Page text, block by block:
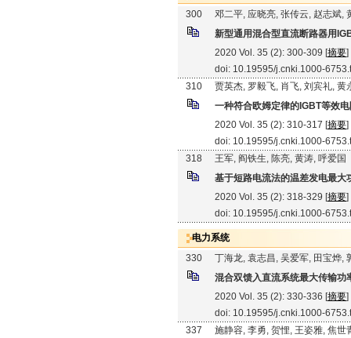
300
邓二平, 应晓亮, 张传云, 赵志斌,
新型通用混合型直流断路器用
2020 Vol. 35 (2): 300-309 [摘要]
doi: 10.19595/j.cnki.1000-
310
贾英杰, 罗毅飞, 肖飞, 刘宾礼, 黄
一种符合欧姆定律的IGBT等效
2020 Vol. 35 (2): 310-317 [摘要]
doi: 10.19595/j.cnki.1000-
318
王军, 阎铁生, 陈亮, 黄涛, 呼爱国
基于短路电流法的温差发电最大
2020 Vol. 35 (2): 318-329 [摘要]
doi: 10.19595/j.cnki.1000-
电力系统
330
丁海龙, 袁志昌, 吴爱军, 田宝烨,
混合双馈入直流系统最大传输功
2020 Vol. 35 (2): 330-336 [摘要]
doi: 10.19595/j.cnki.1000-
337
施静容, 李勇, 贺悝, 王姿雅, 焦世